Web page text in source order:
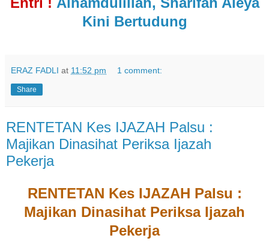
Kini Bertudung
ERAZ FADLI at 11:52 pm 1 comment:
Share
RENTETAN Kes IJAZAH Palsu :
Majikan Dinasihat Periksa Ijazah
Pekerja
RENTETAN Kes IJAZAH Palsu :
Majikan Dinasihat Periksa Ijazah
Pekerja